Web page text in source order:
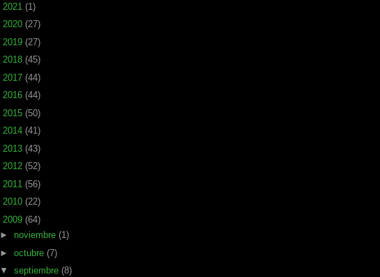
2021 (1)
2020 (27)
2019 (27)
2018 (45)
2017 (44)
2016 (44)
2015 (50)
2014 (41)
2013 (43)
2012 (52)
2011 (56)
2010 (22)
2009 (64)
► noviembre (1)
► octubre (7)
▼ septiembre (8)